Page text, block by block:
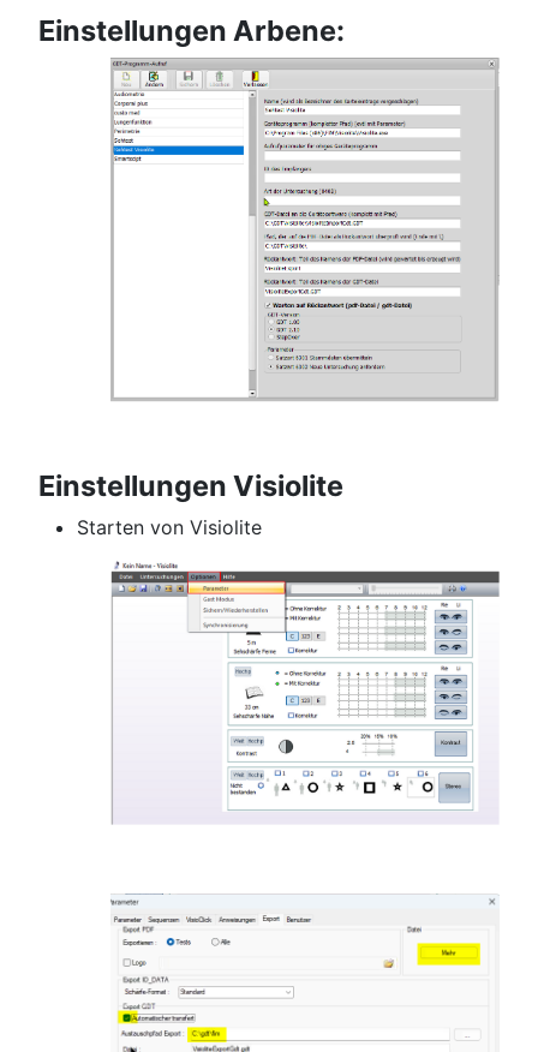
Einstellungen Arbene:
Einstellungen Visiolite
Starten von Visiolite